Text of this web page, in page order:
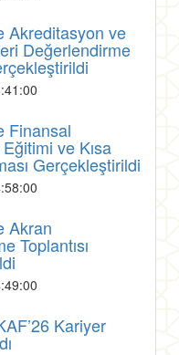
Akreditasyon ve
Değerlendirme
Finansal
ve Kısa
Gerçekleştirildi
Akran
Toplantısı
Kariyer